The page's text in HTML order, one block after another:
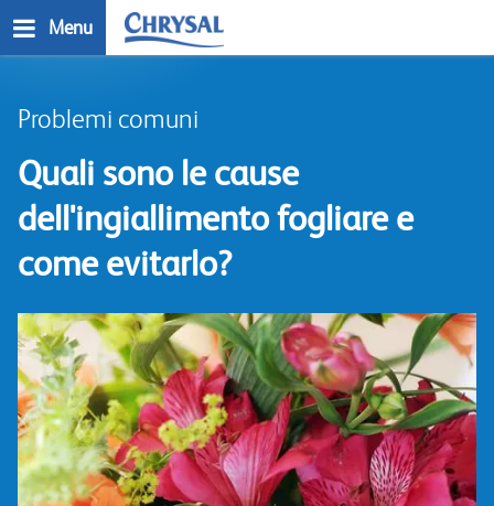
Menu
Problemi comuni
Quali sono le cause
dell'ingiallimento fogliare e
come evitarlo?